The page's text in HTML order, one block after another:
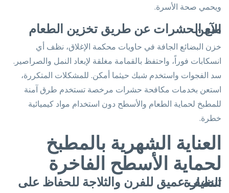
ويحمي صحة الأسرة.
منع الحشرات عن طريق تخزين الطعام الآمن
خزن البضائع الجافة في حاويات محكمة الإغلاق، نظف أي
انسكابات فوراً، واحتفظ بالقمامة مغلقة لإبعاد النمل والصراصير.
سد الفجوات واستخدم شبك حيثما أمكن. للمشكلات المتكررة،
استعن بخدمات مكافحة حشرات مرخصة تستخدم طرق آمنة
للمطبخ لحماية الطعام والأسطح دون استخدام مواد كيميائية
خطرة.
العناية الشهرية بالمطبخ
لحماية الأسطح الفاخرة
تنظيف عميق للفرن والثلاجة للحفاظ على النضارة